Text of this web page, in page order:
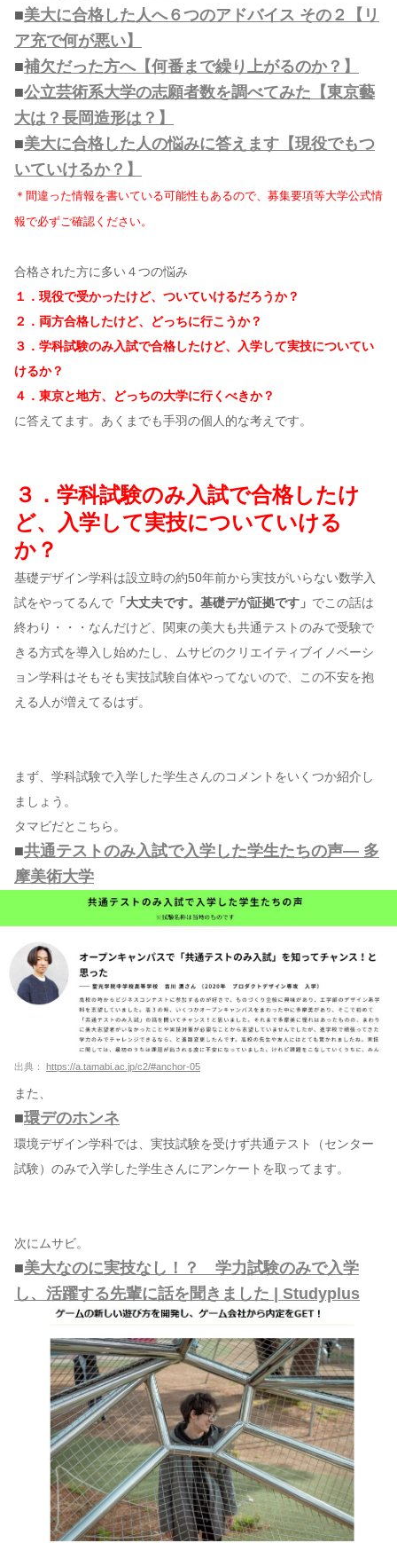
■美大に合格した人へ６つのアドバイス その２【リ
ア充で何が悪い】
■補欠だった方へ【何番まで繰り上がるのか？】
■公立芸術系大学の志願者数を調べてみた【東京藝
大は？長岡造形は？】
■美大に合格した人の悩みに答えます【現役でもつ
いていけるか？】
＊間違った情報を書いている可能性もあるので、募集要項等大学公式情
報で必ずご確認ください。
合格された方に多い４つの悩み
１．現役で受かったけど、ついていけるだろうか？
２．両方合格したけど、どっちに行こうか？
３．学科試験のみ入試で合格したけど、入学して実技についてい
けるか？
４．東京と地方、どっちの大学に行くべきか？
に答えてます。あくまでも手羽の個人的な考えです。
３．学科試験のみ入試で合格したけ
ど、入学して実技についていける
か？
基礎デザイン学科は設立時の約50年前から実技がいらない数学入
試をやってるんで 「大丈夫です。基礎デが証拠です」 でこの話は
終わり・・・なんだけど、関東の美大も共通テストのみで受験で
きる方式を導入し始めたし、ムサビのクリエイティブイノベーシ
ョン学科はそもそも実技試験自体やってないので、この不安を抱
える人が増えてるはず。
まず、学科試験で入学した学生さんのコメントをいくつか紹介し
ましょう。
タマビだとこちら。
■共通テストのみ入試で入学した学生たちの声― 多
摩美術大学
出典： https://a.tamabi.ac.jp/c2/#anchor-05
また、
■環デのホンネ
環境デザイン学科では、実技試験を受けず共通テスト（センター
試験）のみで入学した学生さんにアンケートを取ってます。
次にムサビ。
■美大なのに実技なし！？ 学力試験のみで入学
し、活躍する先輩に話を聞きました | Studyplus